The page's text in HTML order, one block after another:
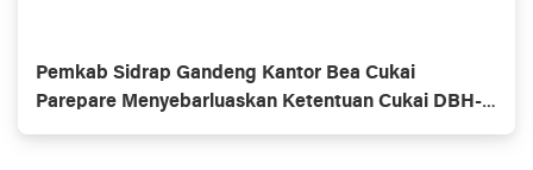
Pemkab Sidrap Gandeng Kantor Bea Cukai
Parepare Menyebarluaskan Ketentuan Cukai DBH-
CHT